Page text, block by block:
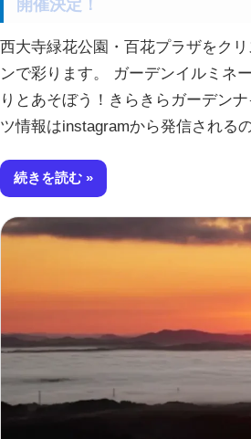
開催決定！
西大寺緑花公園・百花プラザをク
ンで彩ります。 ガーデンイルミネ
りとあそぼう！きらきらガーデン
ツ情報はinstagramから発信される
続きを読む